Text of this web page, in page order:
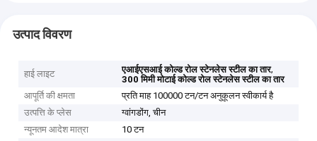
उत्पाद विवरण
हाई लाइट एआईएसआई कोल्ड रोल स्टेनलेस स्टील का तार,
300 मिमी मोटाई कोल्ड रोल स्टेनलेस स्टील का तार
आपूर्ति की क्षमता
प्रति माह 100000 टन/टन अनुकूलन स्वीकार्य है
उत्पत्ति के प्लेस
ग्वांगडोंग, चीन
न्यूनतम आदेश मात्रा
10 टन